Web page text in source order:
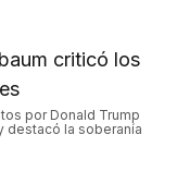
por Donald Trump
destacó la soberanía